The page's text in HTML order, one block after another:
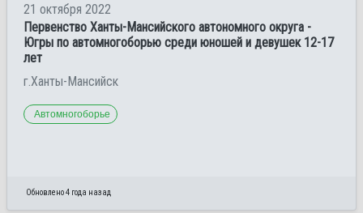
21 октября 2022
Первенство Ханты-Мансийского автономного округа -
Югры по автомногоборью среди юношей и девушек 12-17
лет
г.Ханты-Мансийск
Автомногоборье
Обновлено 4 года назад